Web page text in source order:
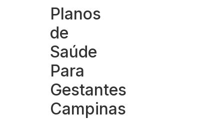
Planos
de
Saúde
Para
Gestantes
Campinas